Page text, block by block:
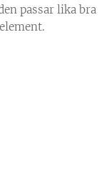
passar lika bra